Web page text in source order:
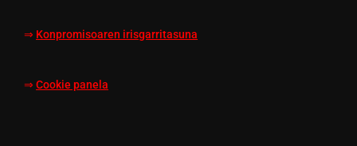
⇒ Konpromisoaren irisgarritasuna
⇒ Cookie panela